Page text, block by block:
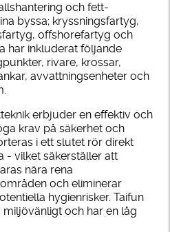
och fett-
byssa; kryssningsfartyg,
offshorefartyg och
har inkluderat följande
rivare, krossar,
avvattningsenheter och
erbjuder en effektiv och
krav på säkerhet och
i ett slutet rör direkt
- vilket säkerställer att
nära rena
och eliminerar
hygienrisker. Taifun
och har en låg